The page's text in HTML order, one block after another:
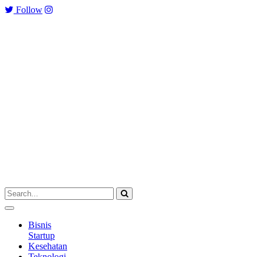
Follow
Bisnis
Startup
Kesehatan